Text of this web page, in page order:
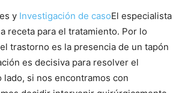
y Investigación de casoEl especialista
receta para el tratamiento. Por lo
trastorno es la presencia de un tapón
es decisiva para resolver el
lado, si nos encontramos con